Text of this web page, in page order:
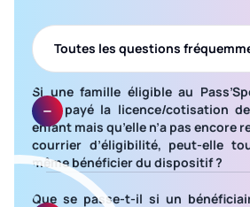
Toutes les questions
Si une famille éligible au
déjà payé la licence/cotisation
enfant mais qu’elle n’a pas encore
courrier d’éligibilité, peut-elle
même bénéficier du dispositif ?
Si l’achat a eu lieu entre le 1er juillet
30 novembre 2021, le club
Que se passe-t-il si un